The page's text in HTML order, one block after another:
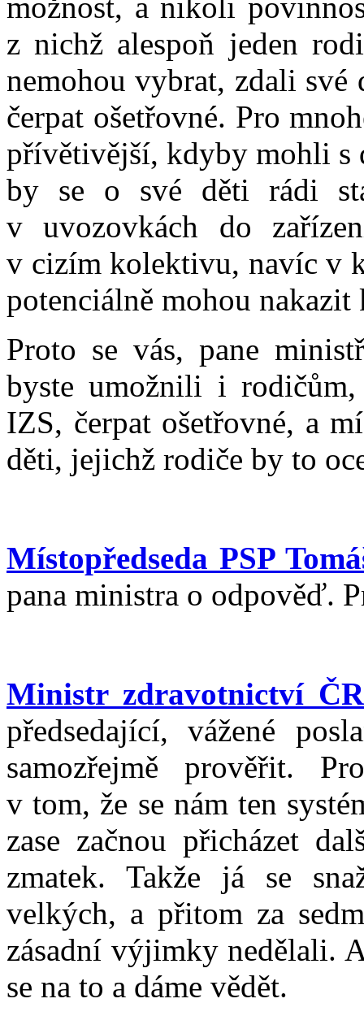
z nichž alespoň jeden
nemohou vybrat, zdali
čerpat ošetřovné. Pro
přívětivější, kdyby mohli s
by se o své děti rádi
v uvozovkách do
v cizím kolektivu, navíc v
potenciálně mohou
Proto se vás, pane
byste umožnili i rodičům,
IZS, čerpat ošetřovné, a
děti, jejichž rodiče by to
Místopředseda PSP
pana ministra o odpověď.
Ministr zdravotnictví
předsedající, vážené
samozřejmě prověřit.
v tom, že se nám ten
zase začnou přicházet
zmatek. Takže já se
velkých, a přitom za
zásadní výjimky nedělali.
se na to a dáme vědět.